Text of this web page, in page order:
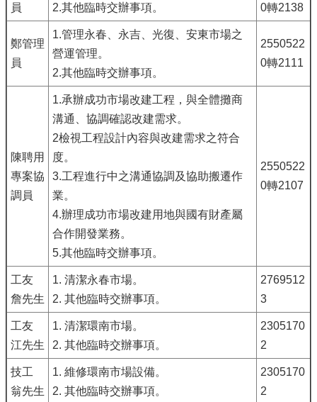
員
2.其他臨時交辦事項。
0轉2138
鄭管理
員
1.管理永春、永吉、光復、安東市場之
營運管理。
2.其他臨時交辦事項。
2550522
0轉2111
陳聘用
專案協
調員
1.承辦成功市場改建工程，與全體攤商
溝通、協調確認改建需求。
2檢視工程設計內容與改建需求之符合
度。
3.工程進行中之溝通協調及協助搬遷作
業。
4.辦理成功市場改建用地與國有財產屬
合作開發業務。
5.其他臨時交辦事項。
2550522
0轉2107
工友
詹先生
1. 清潔永春市場。
2. 其他臨時交辦事項。
2769512
3
工友
江先生
1. 清潔環南市場。
2. 其他臨時交辦事項。
2305170
2
技工
翁先生
1. 維修環南市場設備。
2. 其他臨時交辦事項。
2305170
2